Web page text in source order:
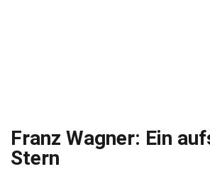
Franz Wagner: Ein
Stern